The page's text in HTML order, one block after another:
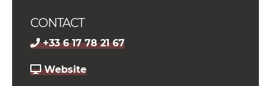
CONTACT
+33 6 17 78 21 67
Website